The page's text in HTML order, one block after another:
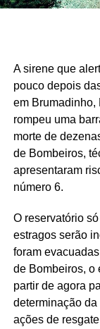
A sirene que
pouco depois
em Brumadinho,
rompeu uma
morte de
de Bombeiros,
apresentaram
número 6.
O reservatório
estragos serão
foram
de Bombeiros, o
partir de agora
determinação
ações de